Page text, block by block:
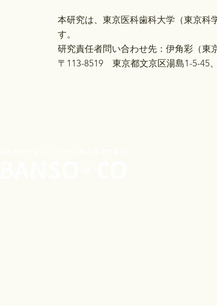
本研究は、東京医科歯科大学（東京科
す。
研究責任者問い合わせ先：伊角彩（東
〒113-8519 東京都文京区湯島1-5-45